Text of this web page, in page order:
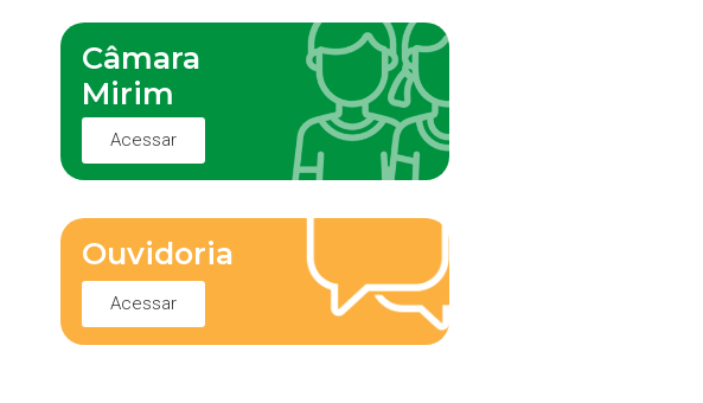
Câmara
Mirim
Acessar
Ouvidoria
Acessar